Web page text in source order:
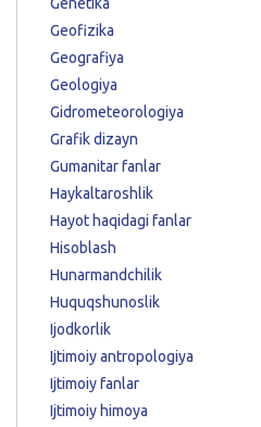
Geofizika
Geografiya
Geologiya
Gidrometeorologiya
Grafik dizayn
Gumanitar fanlar
Haykaltaroshlik
Hayot haqidagi fanlar
Hisoblash
Hunarmandchilik
Huquqshunoslik
Ijodkorlik
Ijtimoiy antropologiya
Ijtimoiy fanlar
Ijtimoiy himoya